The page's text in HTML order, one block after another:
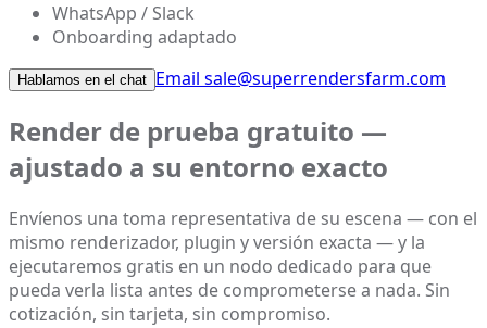
WhatsApp / Slack
Onboarding adaptado
Hablamos en el chat Email sale@superrendersfarm.com
Render de prueba gratuito —
ajustado a su entorno exacto
Envíenos una toma representativa de su escena — con el
mismo renderizador, plugin y versión exacta — y la
ejecutaremos gratis en un nodo dedicado para que
pueda verla lista antes de comprometerse a nada. Sin
cotización, sin tarjeta, sin compromiso.